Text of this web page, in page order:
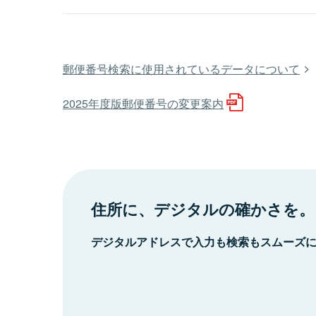
郵便番号検索に使用されているデータについて
2025年度版郵便番号の変更案内
住所に、デジタルの確かさを。
デジタルアドレスで入力も検索もスムーズ